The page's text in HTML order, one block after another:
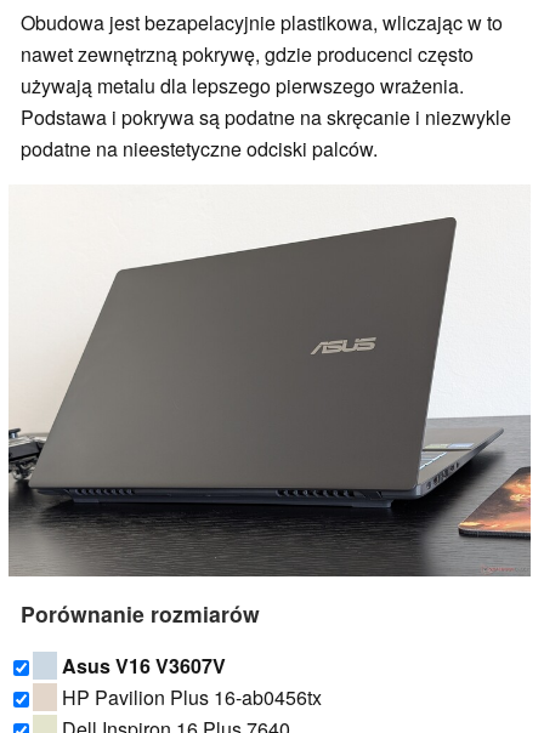
Obudowa jest bezapelacyjnie plastikowa, wliczając w to
nawet zewnętrzną pokrywę, gdzie producenci często
używają metalu dla lepszego pierwszego wrażenia.
Podstawa i pokrywa są podatne na skręcanie i niezwykle
podatne na nieestetyczne odciski palców.
Porównanie rozmiarów
Asus V16 V3607V
HP Pavilion Plus 16-ab0456tx